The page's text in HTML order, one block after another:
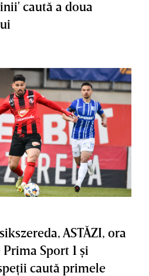
caută a doua
ASTĂZI, ora
Sport 1 şi
caută primele